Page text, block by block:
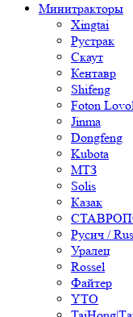
Минитракторы
Xingtai
Рустрак
Скаут
Кентавр
Shifeng
Foton
Jinma
Dongfeng
Kubota
МТЗ
Solis
Казак
Русич /
Уралец
Rossel
Файтер
YTO